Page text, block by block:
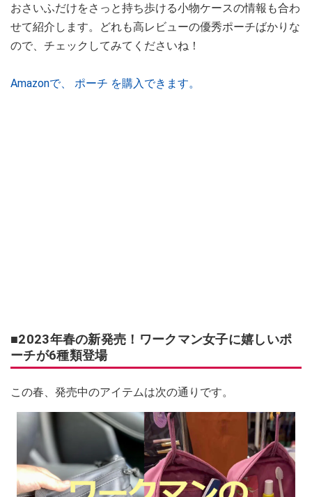
おさいふだけをさっと持ち歩ける小物ケースの情報も合わ
せて紹介します。どれも高レビューの優秀ポーチばかりな
ので、チェックしてみてくださいね！
Amazonで、 ポーチ を購入できます。
■2023年春の新発売！ワークマン女子に嬉しいポ
ーチが6種類登場
この春、発売中のアイテムは次の通りです。